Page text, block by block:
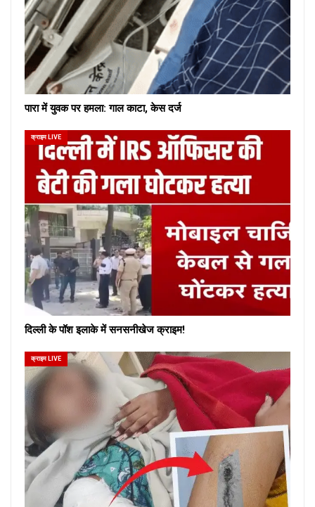
पारा में युवक पर हमला: गाल काटा, केस दर्ज
क्राइम LIVE
दिल्ली के पॉश इलाके में सनसनीखेज क्राइम!
क्राइम LIVE